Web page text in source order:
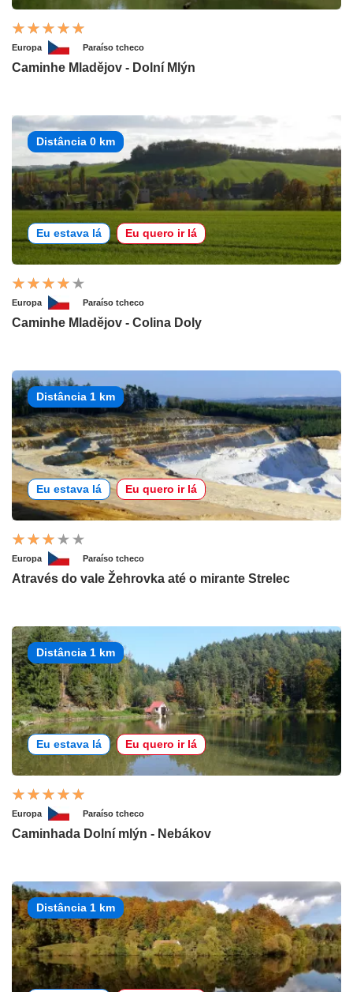
Europa Paraíso tcheco
Caminhe Mladějov - Dolní Mlýn
Distância 0 km
Eu estava lá Eu quero ir lá
Europa Paraíso tcheco
Caminhe Mladějov - Colina Doly
Distância 1 km
Eu estava lá Eu quero ir lá
Europa Paraíso tcheco
Através do vale Žehrovka até o mirante Strelec
Distância 1 km
Eu estava lá Eu quero ir lá
Europa Paraíso tcheco
Caminhada Dolní mlýn - Nebákov
Distância 1 km